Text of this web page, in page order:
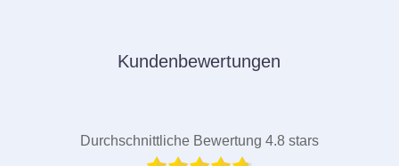
Kundenbewertungen
Durchschnittliche Bewertung 4.8 stars